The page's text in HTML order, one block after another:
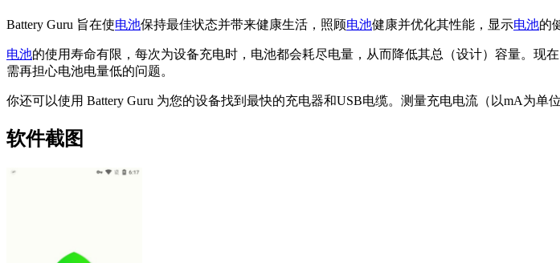
Battery Guru 旨在使电池保持最佳状态并带来健康生活，照顾电池健康并优化其性能，显示电池的
电池的使用寿命有限，每次为设备充电时，电池都会耗尽电量，从而降低其总（设计）容量。
需再担心电池电量低的问题。
你还可以使用 Battery Guru 为您的设备找到最快的充电器和USB电缆。测量充电电流（以mA为单
软件截图